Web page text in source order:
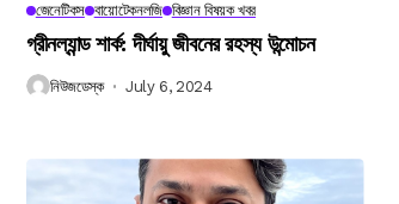
জেনেটিকস বায়োটেকনলজি বিজ্ঞান বিষয়ক খবর
গ্রীনল্যান্ড শার্ক: দীর্ঘায়ু জীবনের রহস্য উন্মোচন
নিউজডেস্ক July 6, 2024